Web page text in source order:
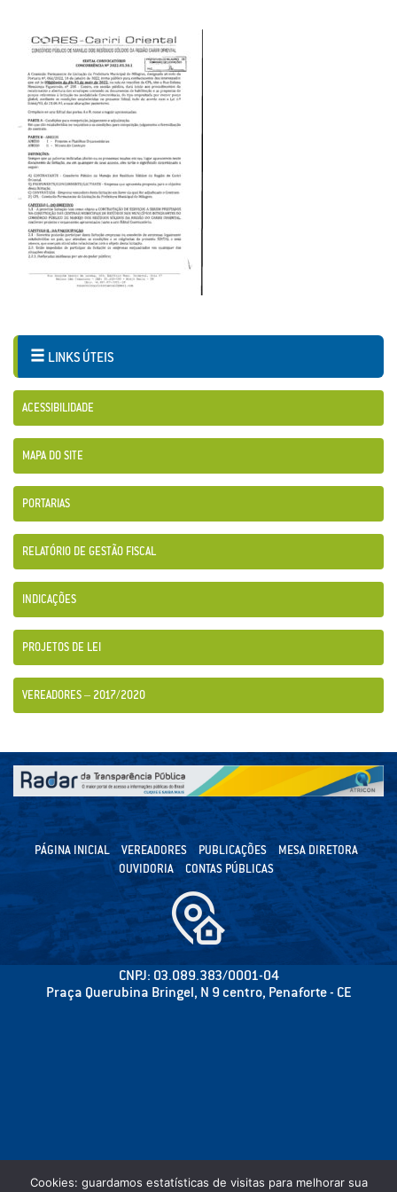
LINKS ÚTEIS
ACESSIBILIDADE
MAPA DO SITE
PORTARIAS
RELATÓRIO DE GESTÃO FISCAL
INDICAÇÕES
PROJETOS DE LEI
VEREADORES – 2017/2020
PÁGINA INICIAL VEREADORES PUBLICAÇÕES
MESA DIRETORA
OUVIDORIA
CONTAS PÚBLICAS
CNPJ: 03.089.383/0001-04
Praça Querubina Bringel, N 9 centro, Penaforte - CE
Cookies: guardamos estatísticas de visitas para melhorar sua